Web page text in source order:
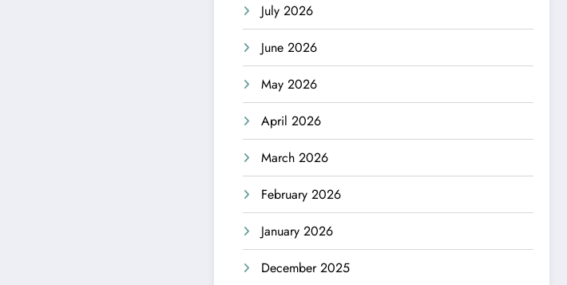
July 2026
June 2026
May 2026
April 2026
March 2026
February 2026
January 2026
December 2025